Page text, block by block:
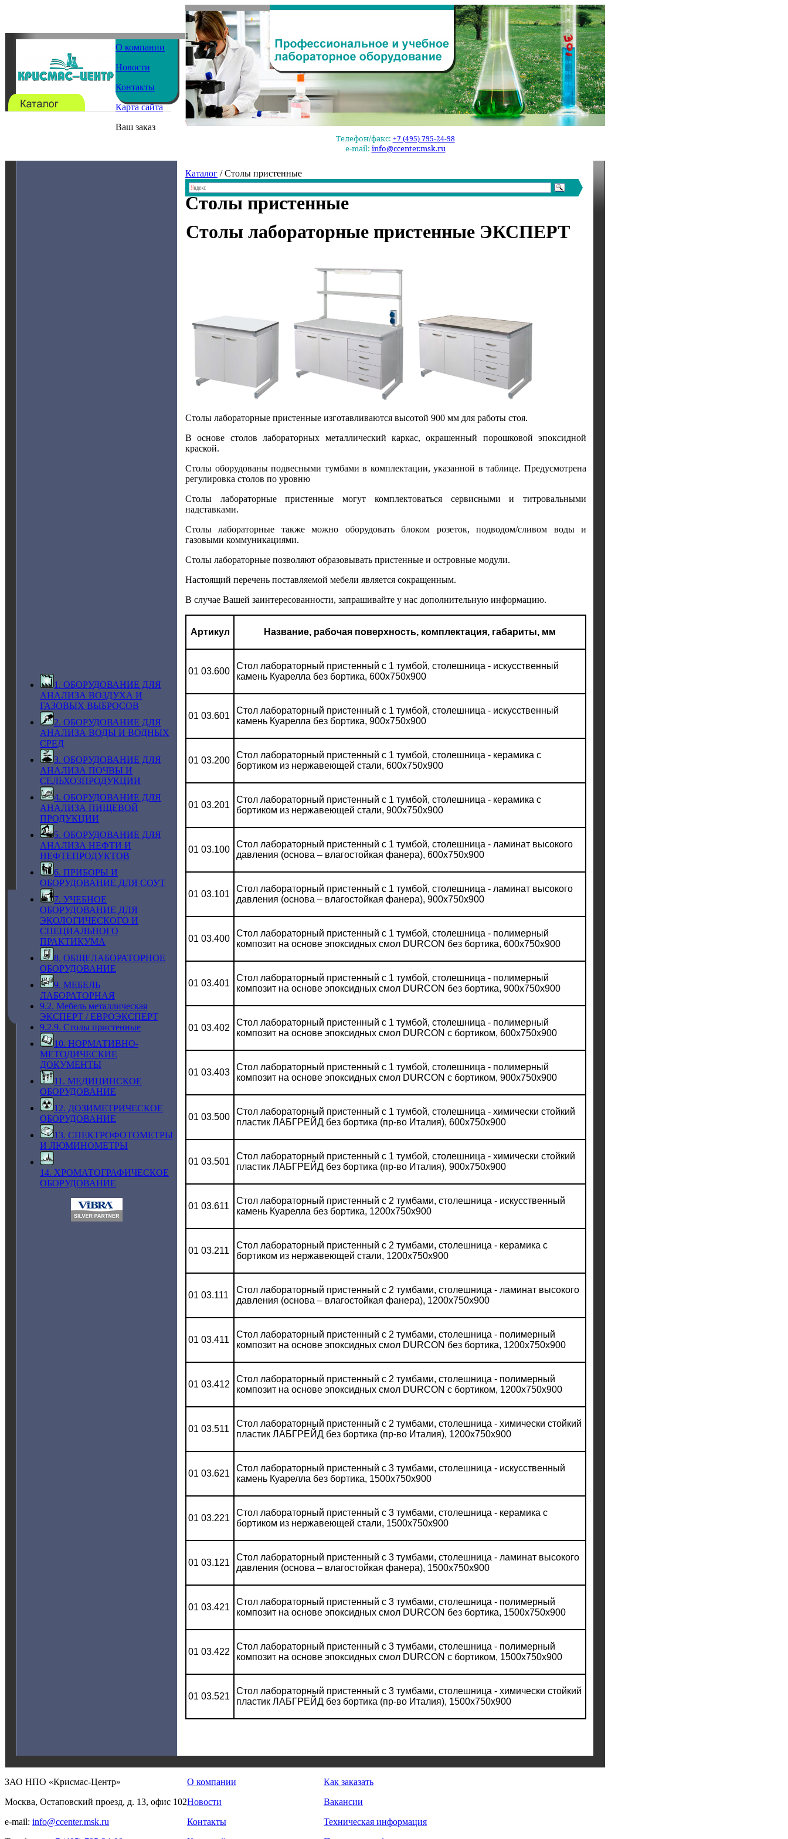
О компании
Новости
Контакты
Карта сайта
Ваш заказ
Телефон/факс: +7 (495) 795-24-98
e-mail: info@ccenter.msk.ru
1. ОБОРУДОВАНИЕ ДЛЯ
АНАЛИЗА ВОЗДУХА И
ГАЗОВЫХ ВЫБРОСОВ
2. ОБОРУДОВАНИЕ ДЛЯ
АНАЛИЗА ВОДЫ И ВОДНЫХ
СРЕД
3. ОБОРУДОВАНИЕ ДЛЯ
АНАЛИЗА ПОЧВЫ И
СЕЛЬХОЗПРОДУКЦИИ
4. ОБОРУДОВАНИЕ ДЛЯ
АНАЛИЗА ПИЩЕВОЙ
ПРОДУКЦИИ
5. ОБОРУДОВАНИЕ ДЛЯ
АНАЛИЗА НЕФТИ И
НЕФТЕПРОДУКТОВ
6. ПРИБОРЫ И
ОБОРУДОВАНИЕ ДЛЯ СОУТ
7. УЧЕБНОЕ
ОБОРУДОВАНИЕ ДЛЯ
ЭКОЛОГИЧЕСКОГО И
СПЕЦИАЛЬНОГО
ПРАКТИКУМА
8. ОБЩЕЛАБОРАТОРНОЕ
ОБОРУДОВАНИЕ
9. МЕБЕЛЬ
ЛАБОРАТОРНАЯ
9.2. Мебель металлическая
ЭКСПЕРТ / ЕВРОЭКСПЕРТ
9.2.9. Столы пристенные
10. НОРМАТИВНО-
МЕТОДИЧЕСКИЕ
ДОКУМЕНТЫ
11. МЕДИЦИНСКОЕ
ОБОРУДОВАНИЕ
12. ДОЗИМЕТРИЧЕСКОЕ
ОБОРУДОВАНИЕ
13. СПЕКТРОФОТОМЕТРЫ
И ЛЮМИНОМЕТРЫ
14. ХРОМАТОГРАФИЧЕСКОЕ
ОБОРУДОВАНИЕ
Каталог / Столы пристенные
Столы пристенные
Столы лабораторные пристенные ЭКСПЕРТ
Столы лабораторные пристенные изготавливаются высотой 900 мм для работы стоя.
В основе столов лабораторных металлический каркас, окрашенный порошковой эпоксидной
краской.
Столы оборудованы подвесными тумбами в комплектации, указанной в таблице. Предусмотрена
регулировка столов по уровню
Столы лабораторные пристенные могут комплектоваться сервисными и титровальными
надставками.
Столы лабораторные также можно оборудовать блоком розеток, подводом/сливом воды и
газовыми коммуникациями.
Столы лабораторные позволяют образовывать пристенные и островные модули.
Настоящий перечень поставляемой мебели является сокращенным.
В случае Вашей заинтересованности, запрашивайте у нас дополнительную информацию.
Артикул Название, рабочая поверхность, комплектация, габариты, мм
01 03.600
Стол лабораторный пристенный с 1 тумбой, столешница - искусственный
камень Куарелла без бортика, 600х750х900
01 03.601
Стол лабораторный пристенный с 1 тумбой, столешница - искусственный
камень Куарелла без бортика, 900х750х900
01 03.200
Стол лабораторный пристенный с 1 тумбой, столешница - керамика с
бортиком из нержавеющей стали, 600х750х900
01 03.201
Стол лабораторный пристенный с 1 тумбой, столешница - керамика с
бортиком из нержавеющей стали, 900х750х900
01 03.100
Стол лабораторный пристенный с 1 тумбой, столешница - ламинат высокого
давления (основа – влагостойкая фанера), 600х750х900
01 03.101
Стол лабораторный пристенный с 1 тумбой, столешница - ламинат высокого
давления (основа – влагостойкая фанера), 900х750х900
01 03.400
Стол лабораторный пристенный с 1 тумбой, столешница - полимерный
композит на основе эпоксидных смол DURCON без бортика, 600х750х900
01 03.401
Стол лабораторный пристенный с 1 тумбой, столешница - полимерный
композит на основе эпоксидных смол DURCON без бортика, 900х750х900
01 03.402
Стол лабораторный пристенный с 1 тумбой, столешница - полимерный
композит на основе эпоксидных смол DURCON с бортиком, 600х750х900
01 03.403
Стол лабораторный пристенный с 1 тумбой, столешница - полимерный
композит на основе эпоксидных смол DURCON с бортиком, 900х750х900
01 03.500
Стол лабораторный пристенный с 1 тумбой, столешница - химически стойкий
пластик ЛАБГРЕЙД без бортика (пр-во Италия), 600х750х900
01 03.501
Стол лабораторный пристенный с 1 тумбой, столешница - химически стойкий
пластик ЛАБГРЕЙД без бортика (пр-во Италия), 900х750х900
01 03.611
Стол лабораторный пристенный с 2 тумбами, столешница - искусственный
камень Куарелла без бортика, 1200х750х900
01 03.211
Стол лабораторный пристенный с 2 тумбами, столешница - керамика с
бортиком из нержавеющей стали, 1200х750х900
01 03.111
Стол лабораторный пристенный с 2 тумбами, столешница - ламинат высокого
давления (основа – влагостойкая фанера), 1200х750х900
01 03.411
Стол лабораторный пристенный с 2 тумбами, столешница - полимерный
композит на основе эпоксидных смол DURCON без бортика, 1200х750х900
01 03.412
Стол лабораторный пристенный с 2 тумбами, столешница - полимерный
композит на основе эпоксидных смол DURCON с бортиком, 1200х750х900
01 03.511
Стол лабораторный пристенный с 2 тумбами, столешница - химически стойкий
пластик ЛАБГРЕЙД без бортика (пр-во Италия), 1200х750х900
01 03.621
Стол лабораторный пристенный с 3 тумбами, столешница - искусственный
камень Куарелла без бортика, 1500х750х900
01 03.221
Стол лабораторный пристенный с 3 тумбами, столешница - керамика с
бортиком из нержавеющей стали, 1500х750х900
01 03.121
Стол лабораторный пристенный с 3 тумбами, столешница - ламинат высокого
давления (основа – влагостойкая фанера), 1500х750х900
01 03.421
Стол лабораторный пристенный с 3 тумбами, столешница - полимерный
композит на основе эпоксидных смол DURCON без бортика, 1500х750х900
01 03.422
Стол лабораторный пристенный с 3 тумбами, столешница - полимерный
композит на основе эпоксидных смол DURCON с бортиком, 1500х750х900
01 03.521
Стол лабораторный пристенный с 3 тумбами, столешница - химически стойкий
пластик ЛАБГРЕЙД без бортика (пр-во Италия), 1500х750х900
ЗАО НПО «Крисмас-Центр»
Москва, Остаповский проезд, д. 13, офис 102
e-mail: info@ccenter.msk.ru
О компании
Новости
Контакты
Как заказать
Вакансии
Техническая информация